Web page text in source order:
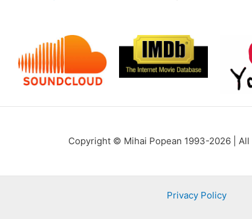
Copyright © Mihai Popean 1993-2026 | All
Privacy Policy